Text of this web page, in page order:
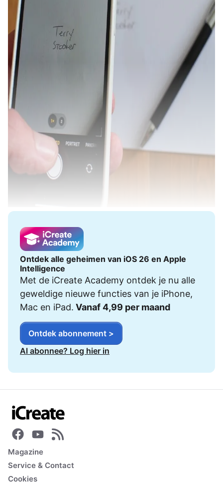
Ontdek alle geheimen van iOS 26 en Apple
Intelligence
Met de iCreate Academy ontdek je nu alle
geweldige nieuwe functies van je iPhone,
Mac en iPad. Vanaf 4,99 per maand
Ontdek abonnement >
Al abonnee? Log hier in
Magazine
Service & Contact
Cookies